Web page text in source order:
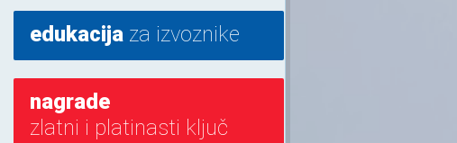
edukacija za izvoznike
nagrade
zlatni i platinasti ključ